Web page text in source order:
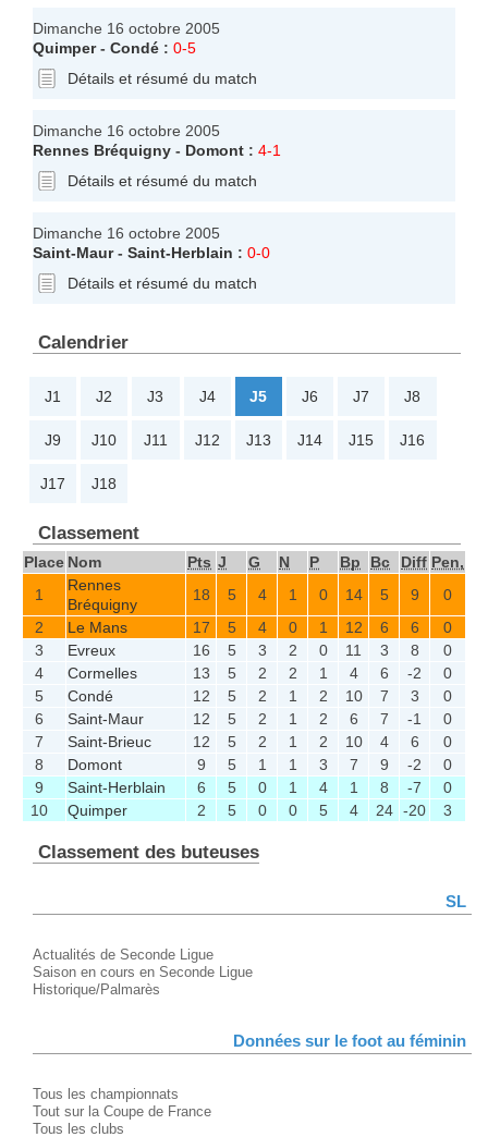
Dimanche 16 octobre 2005
Quimper- Condé : 0-5
Détails et résumé du match
Dimanche 16 octobre 2005
Rennes Bréquigny - Domont : 4-1
Détails et résumé du match
Dimanche 16 octobre 2005
Saint-Maur- Saint-Herblain : 0-0
Détails et résumé du match
Calendrier
J1 J2 J3 J4 J5 J6 J7 J8
J9 J10 J11 J12 J13 J14 J15 J16
J17 J18
Classement
Place Nom Pts J G N P Bp Bc Diff Pen,
1
Rennes
Bréquigny
18 5 4 1 0 14 5 9
0
2
Le Mans 17 5 4 0 1 12 6 6
0
3
Evreux 16 5 3 2 0 11 3 8
0
4
Cormelles 13 5 2 2 1 4 6 -2
0
5
Condé 12 5 2 1 2 10 7 3
0
6
Saint-Maur 12 5 2 1 2 6 7 -1
0
7
Saint-Brieuc 12 5 2 1 2 10 4 6
0
8
Domont 9 5 1 1 3 7 9 -2
0
9
Saint-Herblain 6 5 0 1 4 1 8 -7
0
10
Quimper 2 5 0 0 5 4 24 -20 3
Classement des buteuses
SL
Actualités de Seconde Ligue
Saison en cours en Seconde Ligue
Historique/Palmarès
Données sur le foot au féminin
Tous les championnats
Tout sur la Coupe de France
Tous les clubs